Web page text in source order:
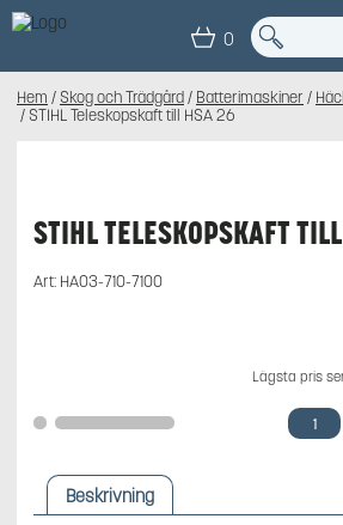
0
Hem / Skog och Trädgård/ Batterimaskiner /
/ STIHL Teleskopskaft till HSA 26
STIHL TELESKOPSKAFT
Art: HA03-710-7100
Lägsta pris
STIHL
26
Beskrivning